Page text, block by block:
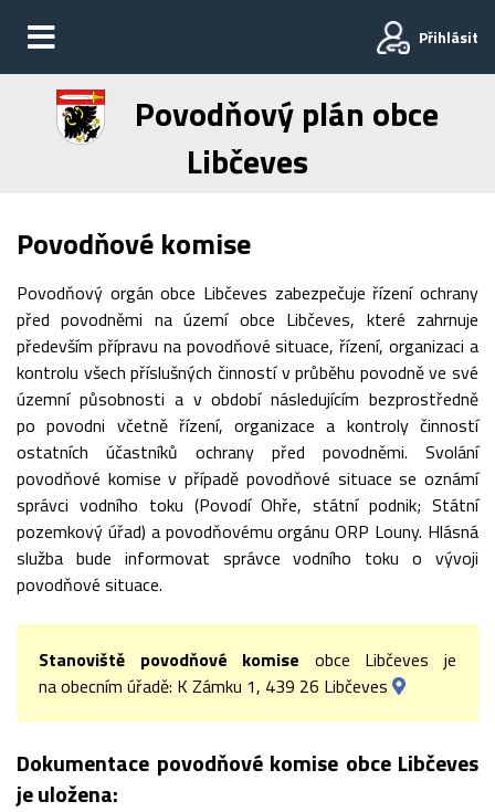
Přihlásit
Povodňový plán obce
Libčeves
Povodňové komise
Povodňový orgán obce Libčeves zabezpečuje řízení ochrany
před povodněmi na území obce Libčeves, které zahrnuje
především přípravu na povodňové situace, řízení, organizaci a
kontrolu všech příslušných činností v průběhu povodně ve své
územní působnosti a v období následujícím bezprostředně
po povodni včetně řízení, organizace a kontroly činností
ostatních účastníků ochrany před povodněmi. Svolání
povodňové komise v případě povodňové situace se oznámí
správci vodního toku (Povodí Ohře, státní podnik; Státní
pozemkový úřad) a povodňovému orgánu ORP Louny. Hlásná
služba bude informovat správce vodního toku o vývoji
povodňové situace.
Stanoviště povodňové komise obce Libčeves je
na obecním úřadě: K Zámku 1, 439 26 Libčeves
Dokumentace povodňové komise obce Libčeves
je uložena: